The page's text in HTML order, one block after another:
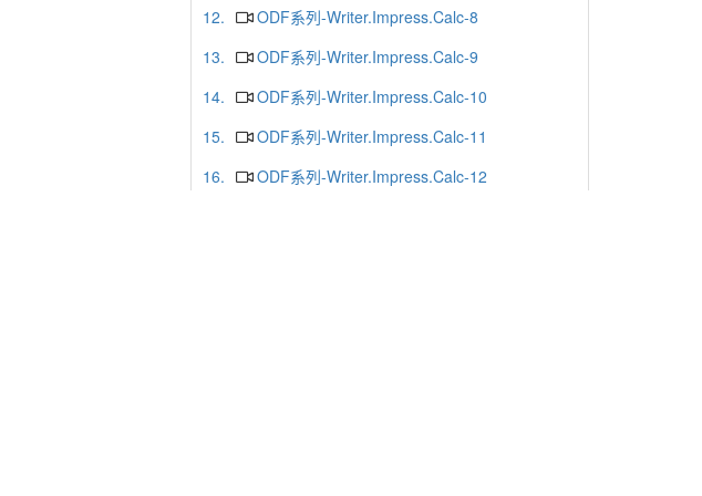
12.
ODF系列-Writer.Impress.Calc-8
13.
ODF系列-Writer.Impress.Calc-9
14.
ODF系列-Writer.Impress.Calc-10
15.
ODF系列-Writer.Impress.Calc-11
16.
ODF系列-Writer.Impress.Calc-12